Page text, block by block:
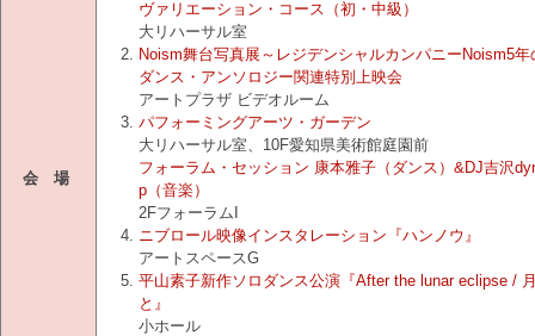
会 場
ヴァリエーション・コース（初・中級）
大リハーサル室
Noism舞台写真展～レジデンシャルカンパニーNoism5年
ダンス・アンソロジー関連特別上映会
アートプラザ ビデオルーム
パフォーミングアーツ・ガーデン
大リハーサル室、10F愛知県美術館庭園前
フォーラム・セッション 康本雅子（ダンス）&DJ吉沢
p（音楽）
2FフォーラムI
ニブロール映像インスタレーション『ハンノウ』
アートスペースG
平山素子新作ソロダンス公演『After the lunar eclipse /
と』
小ホール